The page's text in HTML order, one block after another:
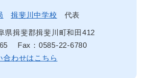
揖斐川中学校 代表
県揖斐郡揖斐川町和田412
Fax：0585-22-6780
合わせはこちら